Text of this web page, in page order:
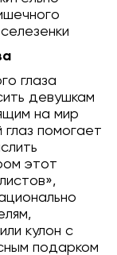
глаза
девушкам
на мир
глаз помогает
этот
кулон с
подарком